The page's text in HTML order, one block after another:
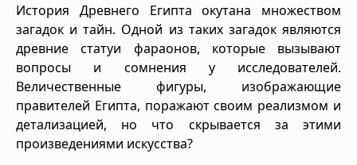
История Древнего Египта окутана множеством
загадок и тайн. Одной из таких загадок являются
древние статуи фараонов, которые вызывают
вопросы и сомнения у исследователей.
Величественные фигуры, изображающие
правителей Египта, поражают своим реализмом и
детализацией, но что скрывается за этими
произведениями искусства?